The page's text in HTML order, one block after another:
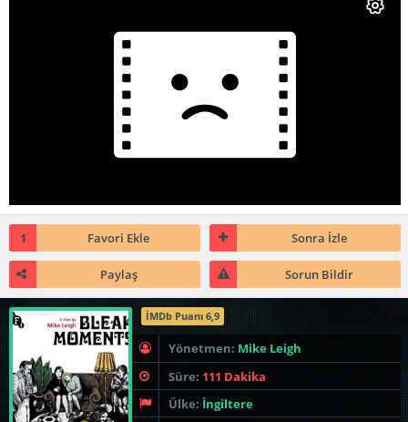
1 Favori Ekle Sonra İzle
Paylaş Sorun Bildir
İMDb Puanı 6,9
Yönetmen: Mike Leigh
Süre: 111 Dakika
Ülke: İngiltere